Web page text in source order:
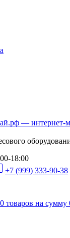
18:00
+7 (999) 333-90-38
0 товаров на сумму